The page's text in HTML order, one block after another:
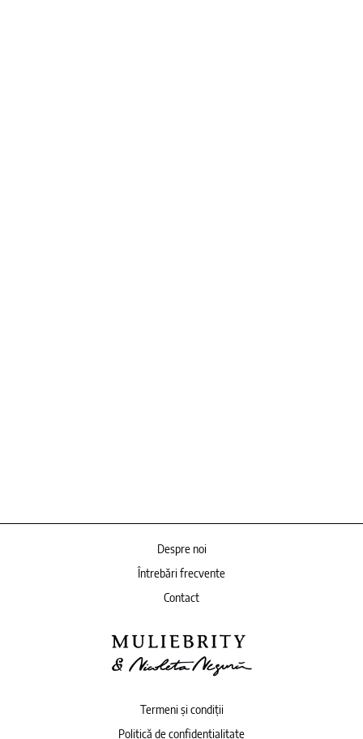
Despre noi
Întrebări frecvente
Contact
Termeni și condiții
Politică de confidențialitate